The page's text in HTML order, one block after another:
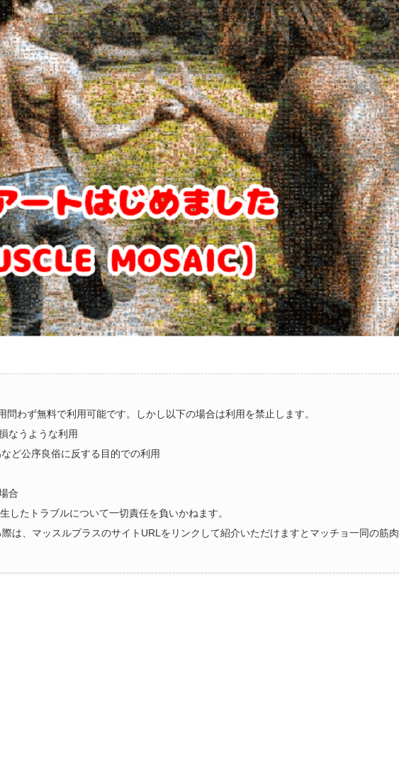
問わず無料で利用可能です。しかし以下の場合は利用を禁止します。
なうような利用
ど公序良俗に反する目的での利用
合
したトラブルについて一切責任を負いかねます。
は、マッスルプラスのサイトURLをリンクして紹介いただけますとマッチョ一同の筋肉